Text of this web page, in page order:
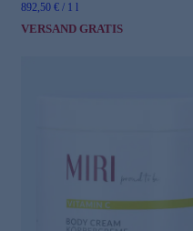
892,50 € / 1 l
VERSAND GRATIS